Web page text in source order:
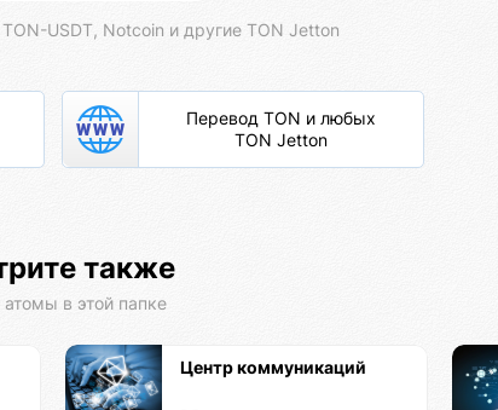
USDT, Notcoin и другие TON Jetton
Перевод TON и любых
TON Jetton
также
атомы в этой папке
Центр коммуникаций